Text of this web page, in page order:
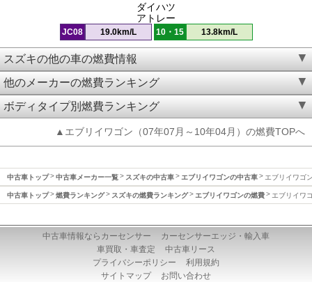
ダイハツ
アトレー
JC08 19.0km/L 10・15 13.8km/L
スズキの他の車の燃費情報
他のメーカーの燃費ランキング
ボディタイプ別燃費ランキング
▲エブリイワゴン（07年07月～10年04月）の燃費TOPへ
中古車トップ 中古車メーカー一覧 スズキの中古車 エブリイワゴンの中古車 エブリイワゴ
中古車トップ 燃費ランキング スズキの燃費ランキング エブリイワゴンの燃費 エブリイワ
中古車情報ならカーセンサー
カーセンサーエッジ・輸入車
車買取・車査定
中古車リース
プライバシーポリシー
利用規約
サイトマップ
お問い合わせ